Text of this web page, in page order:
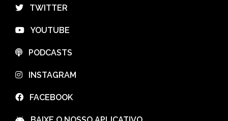
⠀TWITTER
⠀YOUTUBE
⠀PODCASTS
⠀INSTAGRAM
⠀FACEBOOK